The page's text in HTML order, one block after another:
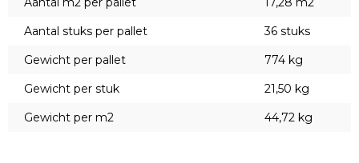
Aantal stuks per pallet
36 stuks
Gewicht per pallet
774 kg
Gewicht per stuk
21,50 kg
Gewicht per m2
44,72 kg